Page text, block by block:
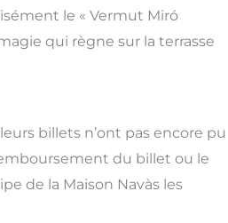
le « Vermut Miró
qui règne sur la terrasse
billets n’ont pas encore pu
du billet ou le
de la Maison Navàs les